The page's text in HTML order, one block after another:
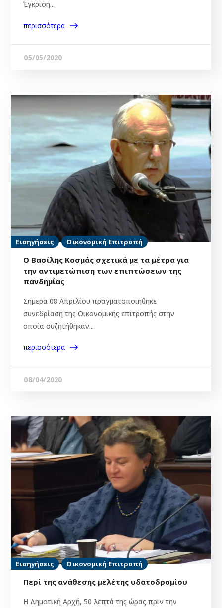
Έγκριση...
περισσότερα
05/05/2020
Εισηγήσεις Οικονομική Επιτροπή
Ο Βασίλης Κοσμάς σχετικά με τα μέτρα για
την αντιμετώπιση των επιπτώσεων της
πανδημίας
Σήμερα 08 Απριλίου πραγματοποιήθηκε
συνεδρίαση της Οικονομικής επιτροπής στην
οποία συζητήθηκαν...
περισσότερα
08/04/2020
Εισηγήσεις Οικονομική Επιτροπή
Περί της ανάθεσης μελέτης υδατοδρομίου
H Δημοτική Αρχή, 50 λεπτά της ώρας πριν την